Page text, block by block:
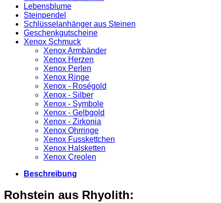
Lebensblume
Steinpendel
Schlüsselanhänger aus Steinen
Geschenkgutscheine
Xenox Schmuck
Xenox Armbänder
Xenox Herzen
Xenox Perlen
Xenox Ringe
Xenox - Roségold
Xenox - Silber
Xenox - Symbole
Xenox - Gelbgold
Xenox - Zirkonia
Xenox Ohrringe
Xenox Fusskettchen
Xenox Halsketten
Xenox Creolen
Beschreibung
Rohstein aus Rhyolith: